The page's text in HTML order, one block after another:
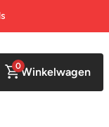
0Winkelwagen